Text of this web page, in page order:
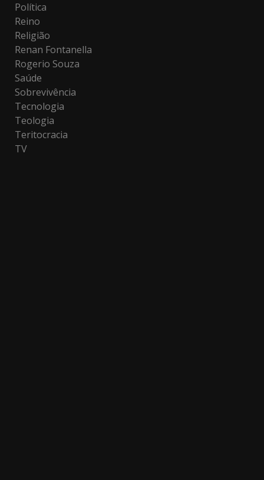
Política
Reino
Religião
Renan Fontanella
Rogerio Souza
Saúde
Sobrevivência
Tecnologia
Teologia
Teritocracia
TV